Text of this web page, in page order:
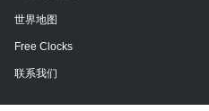
世界地图
Free Clocks
联系我们